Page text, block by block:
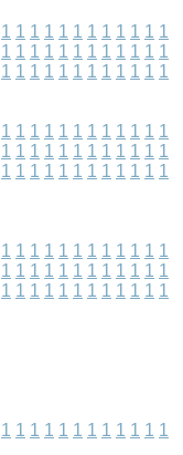
1 1 1 1 1 1 1 1 1 1 1 1
1 1 1 1 1 1 1 1 1 1 1 1
1 1 1 1 1 1 1 1 1 1 1 1
1 1 1 1 1 1 1 1 1 1 1 1
1 1 1 1 1 1 1 1 1 1 1 1
1 1 1 1 1 1 1 1 1 1 1 1
1 1 1 1 1 1 1 1 1 1 1 1
1 1 1 1 1 1 1 1 1 1 1 1
1 1 1 1 1 1 1 1 1 1 1 1
1 1 1 1 1 1 1 1 1 1 1 1